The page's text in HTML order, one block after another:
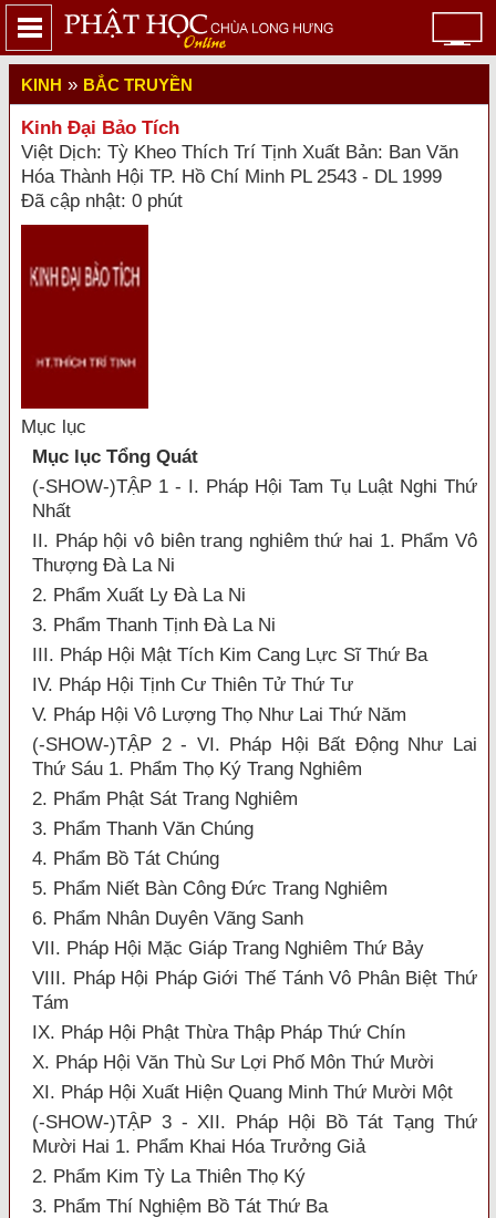
KINH » BẮC TRUYỀN
Kinh Đại Bảo Tích
Việt Dịch: Tỳ Kheo Thích Trí Tịnh Xuất Bản: Ban Văn
Hóa Thành Hội TP. Hồ Chí Minh PL 2543 - DL 1999
Đã cập nhật: 0 phút
Mục lục
Mục lục Tổng Quát
(-SHOW-)TẬP 1 - I. Pháp Hội Tam Tụ Luật Nghi Thứ
Nhất
II. Pháp hội vô biên trang nghiêm thứ hai 1. Phẩm Vô
Thượng Đà La Ni
2. Phẩm Xuất Ly Đà La Ni
3. Phẩm Thanh Tịnh Đà La Ni
III. Pháp Hội Mật Tích Kim Cang Lực Sĩ Thứ Ba
IV. Pháp Hội Tịnh Cư Thiên Tử Thứ Tư
V. Pháp Hội Vô Lượng Thọ Như Lai Thứ Năm
(-SHOW-)TẬP 2 - VI. Pháp Hội Bất Động Như Lai
Thứ Sáu 1. Phẩm Thọ Ký Trang Nghiêm
2. Phẩm Phật Sát Trang Nghiêm
3. Phẩm Thanh Văn Chúng
4. Phẩm Bồ Tát Chúng
5. Phẩm Niết Bàn Công Đức Trang Nghiêm
6. Phẩm Nhân Duyên Vãng Sanh
VII. Pháp Hội Mặc Giáp Trang Nghiêm Thứ Bảy
VIII. Pháp Hội Pháp Giới Thế Tánh Vô Phân Biệt Thứ
Tám
IX. Pháp Hội Phật Thừa Thập Pháp Thứ Chín
X. Pháp Hội Văn Thù Sư Lợi Phố Môn Thứ Mười
XI. Pháp Hội Xuất Hiện Quang Minh Thứ Mười Một
(-SHOW-)TẬP 3 - XII. Pháp Hội Bồ Tát Tạng Thứ
Mười Hai 1. Phẩm Khai Hóa Trưởng Giả
2. Phẩm Kim Tỳ La Thiên Thọ Ký
3. Phẩm Thí Nghiệm Bồ Tát Thứ Ba